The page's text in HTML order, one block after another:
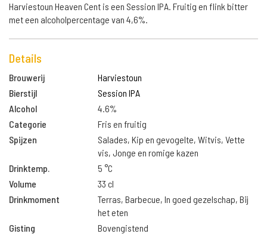
Harviestoun Heaven Cent is een Session IPA. Fruitig en flink bitter
met een alcoholpercentage van 4,6%.
Details
Brouwerij
Harviestoun
Bierstijl
Session IPA
Alcohol
4.6%
Categorie
Fris en fruitig
Spijzen
Salades, Kip en gevogelte, Witvis, Vette
vis, Jonge en romige kazen
Drinktemp.
5 °C
Volume
33 cl
Drinkmoment
Terras, Barbecue, In goed gezelschap, Bij
het eten
Gisting
Bovengistend